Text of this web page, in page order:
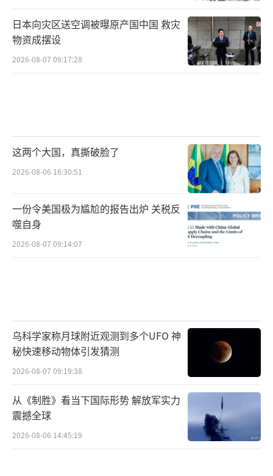
日本向灾区送空调被曝原产国中国 救灾
物资成摆设
2026-08-07 09:17:28
这两个大国，真撕破脸了
2026-08-06 16:30:51
一份令美国极为尴尬的报告出炉 关税反
噬自身
2026-08-07 09:14:07
乌科学家称月球附近观测到多个UFO 神
秘快速移动物体引发猜测
2026-08-07 09:19:38
从《制胜》看当下国际形势 解放军实力
震撼全球
2026-08-06 14:45:19